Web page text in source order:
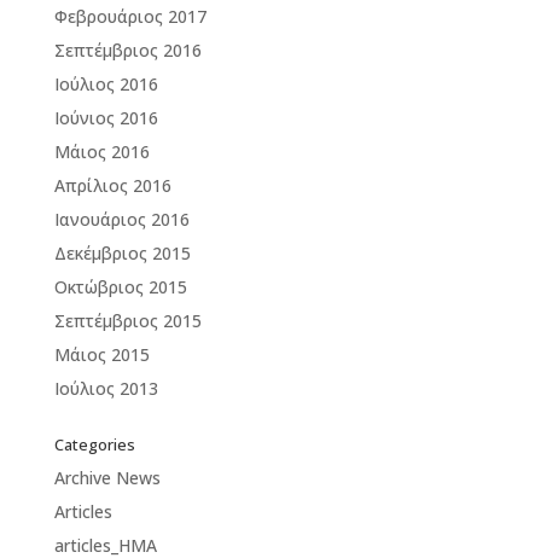
Φεβρουάριος 2017
Σεπτέμβριος 2016
Ιούλιος 2016
Ιούνιος 2016
Μάιος 2016
Απρίλιος 2016
Ιανουάριος 2016
Δεκέμβριος 2015
Οκτώβριος 2015
Σεπτέμβριος 2015
Μάιος 2015
Ιούλιος 2013
Categories
Archive News
Articles
articles_HMA